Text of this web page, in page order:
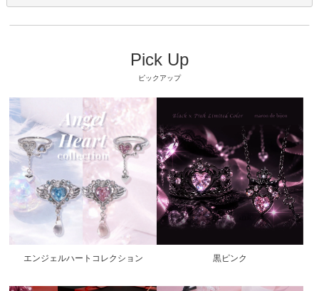
Pick Up
ピックアップ
エンジェルハートコレクション 黒ピンク